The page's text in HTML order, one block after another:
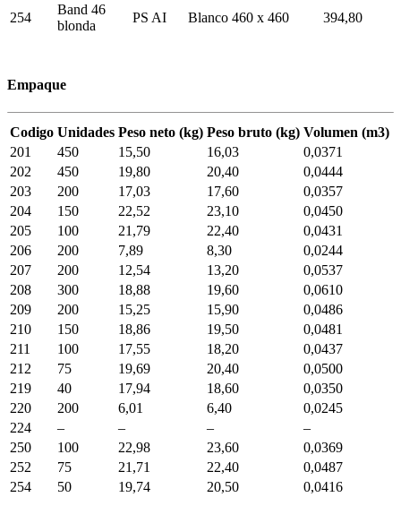
254
Band 46
blonda
PS AI Blanco 460 x 460 394,80
Empaque
Codigo Unidades Peso neto (kg) Peso bruto (kg) Volumen (m3)
201
450 15,50 16,03
0,0371
202
450 19,80 20,40
0,0444
203
200 17,03 17,60
0,0357
204
150 22,52 23,10
0,0450
205
100 21,79 22,40
0,0431
206
200 7,89 8,30
0,0244
207
200 12,54 13,20
0,0537
208
300 18,88 19,60
0,0610
209
200 15,25 15,90
0,0486
210
150 18,86 19,50
0,0481
211
100 17,55 18,20
0,0437
212
75 19,69 20,40
0,0500
219
40 17,94 18,60
0,0350
220
200 6,01 6,40
0,0245
224
– – –
–
250
100 22,98 23,60
0,0369
252
75 21,71 22,40
0,0487
254
50 19,74 20,50 0,0416